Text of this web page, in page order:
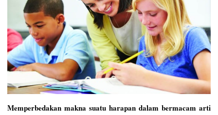
Memperbedakan makna suatu harapan dalam bermacam arti